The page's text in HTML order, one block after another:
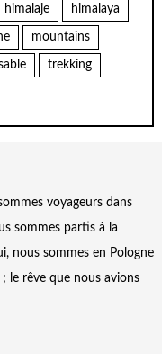
himalaje himalaya
mountains
trekking
voyageurs dans
sommes partis à la
nous sommes en Pologne
le rêve que nous avions